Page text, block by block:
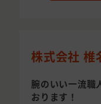
株式会社 椎
腕のいい一流職
おります！